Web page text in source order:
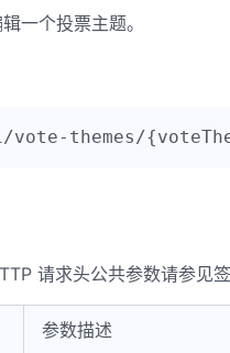
一个投票主题。
请求头公共参数请参见
参数描述